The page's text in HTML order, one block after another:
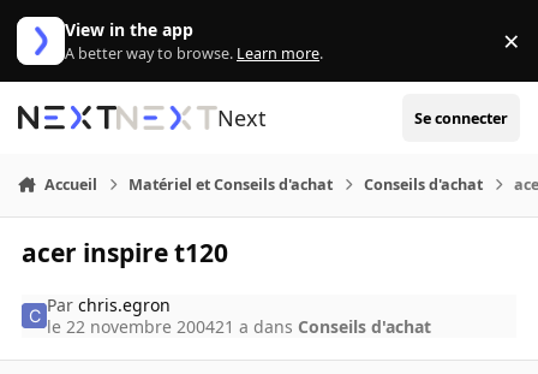
Aller au contenu
View in the app
A better way to browse. Learn more. ×
Next Se connecter
Accueil Matériel et Conseils d'achat Conseils d'achat
acer inspire t120
Parchris.egron
le 22 novembre 200421 a dans Conseils d'achat